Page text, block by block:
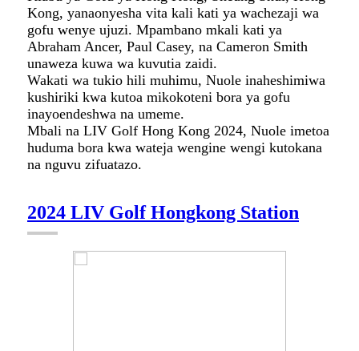
Kong, yanaonyesha vita kali kati ya wachezaji wa
gofu wenye ujuzi. Mpambano mkali kati ya
Abraham Ancer, Paul Casey, na Cameron Smith
unaweza kuwa wa kuvutia zaidi.
Wakati wa tukio hili muhimu, Nuole inaheshimiwa
kushiriki kwa kutoa mikokoteni bora ya gofu
inayoendeshwa na umeme.
Mbali na LIV Golf Hong Kong 2024, Nuole imetoa
huduma bora kwa wateja wengine wengi kutokana
na nguvu zifuatazo.
2024 LIV Golf Hongkong Station